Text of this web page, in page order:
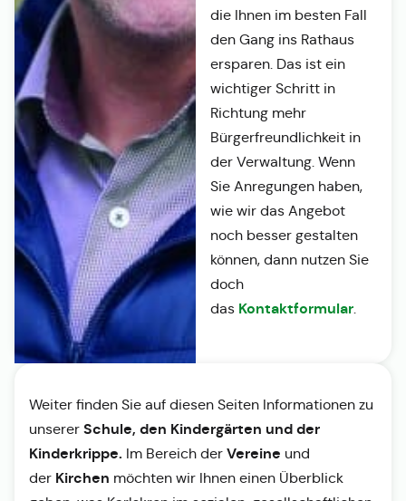
die Ihnen im besten Fall
den Gang ins Rathaus
ersparen. Das ist ein
wichtiger Schritt in
Richtung mehr
Bürgerfreundlichkeit in
der Verwaltung. Wenn
Sie Anregungen haben,
wie wir das Angebot
noch besser gestalten
können, dann nutzen Sie
doch
das Kontaktformular.
Weiter finden Sie auf diesen Seiten Informationen zu
unserer Schule, den Kindergärten und der
Kinderkrippe. Im Bereich der Vereine und
der Kirchen möchten wir Ihnen einen Überblick